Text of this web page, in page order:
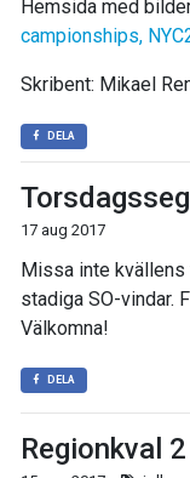
Hemsida med
campionships,
Skribent: Mikael
DELA
17 aug 2017
Missa inte
stadiga SO-vindar.
Välkomna!
DELA
Regionkval